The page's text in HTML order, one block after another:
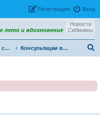
Вход
Рeгиcтpaция
Новости
Сибмамы
лето и вдохновение
Консультации специалистов. Архив
Консультации врача гинеколога, детского гинеколога, оперирующего гинеколога